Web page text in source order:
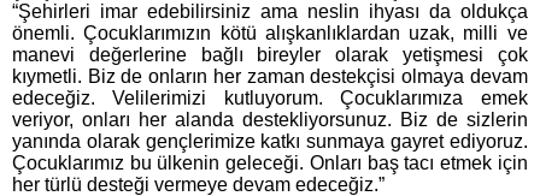
“Şehirleri imar edebilirsiniz ama neslin ihyası da oldukça
önemli. Çocuklarımızın kötü alışkanlıklardan uzak, milli ve
manevi değerlerine bağlı bireyler olarak yetişmesi çok
kıymetli. Biz de onların her zaman destekçisi olmaya devam
edeceğiz. Velilerimizi kutluyorum. Çocuklarımıza emek
veriyor, onları her alanda destekliyorsunuz. Biz de sizlerin
yanında olarak gençlerimize katkı sunmaya gayret ediyoruz.
Çocuklarımız bu ülkenin geleceği. Onları baş tacı etmek için
her türlü desteği vermeye devam edeceğiz.”